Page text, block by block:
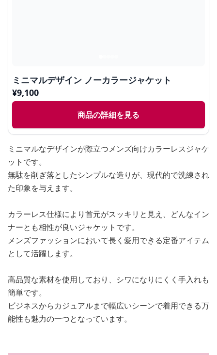
ミニマルデザイン ノーカラージャケット
¥9,100
商品の詳細を見る
ミニマルなデザインが際立つメンズ向けカラーレスジャケ
ットです。
無駄を削ぎ落としたシンプルな造りが、現代的で洗練され
た印象を与えます。
カラーレス仕様により首元がスッキリと見え、どんなイン
ナーとも相性が良いジャケットです。
メンズファッションにおいて長く愛用できる定番アイテム
として活躍します。
高品質な素材を使用しており、シワになりにくく手入れも
簡単です。
ビジネスからカジュアルまで幅広いシーンで着用できる万
能性も魅力の一つとなっています。